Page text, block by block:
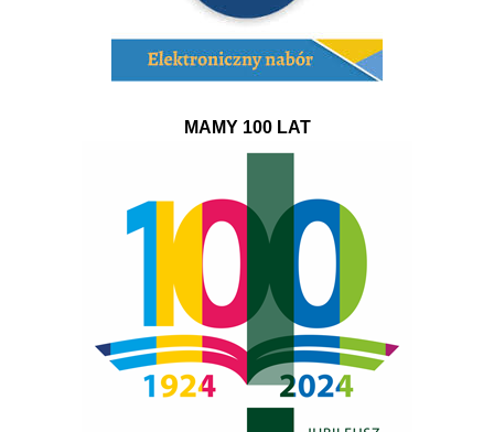
MAMY 100 LAT